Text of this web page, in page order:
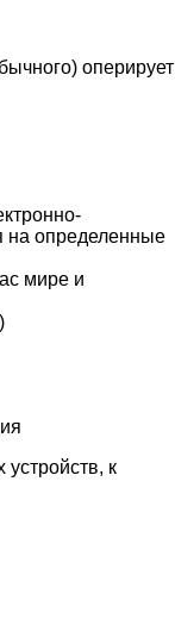
оперирует
на определенные
мире и
к